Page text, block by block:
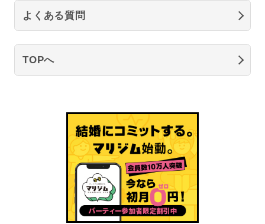
よくある質問
TOPへ